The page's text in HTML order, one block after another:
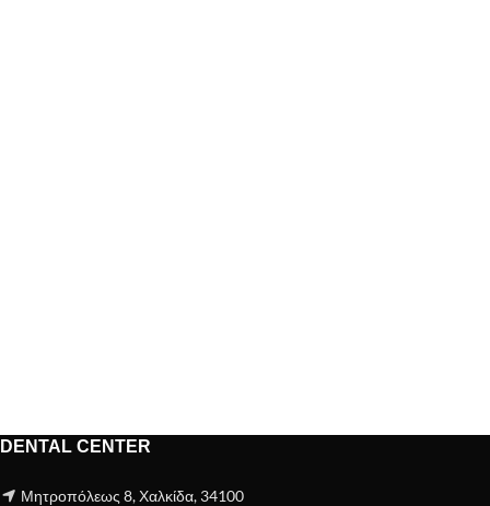
DENTAL CENTER
Μητροπόλεως 8, Χαλκίδα, 34100